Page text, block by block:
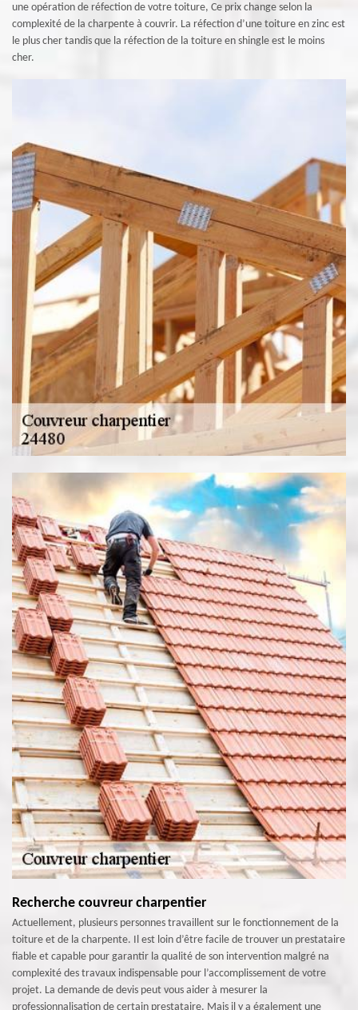
une opération de réfection de votre toiture, Ce prix change selon la
complexité de la charpente à couvrir. La réfection d’une toiture en zinc est
le plus cher tandis que la réfection de la toiture en shingle est le moins
cher.
Recherche couvreur charpentier
Actuellement, plusieurs personnes travaillent sur le fonctionnement de la
toiture et de la charpente. Il est loin d’être facile de trouver un prestataire
fiable et capable pour garantir la qualité de son intervention malgré na
complexité des travaux indispensable pour l’accomplissement de votre
projet. La demande de devis peut vous aider à mesurer la
professionnalisation de certain prestataire. Mais il y a également une